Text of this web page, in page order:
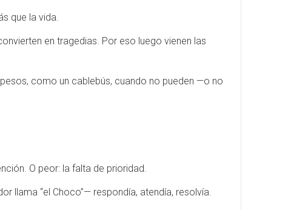
que la vida.
en tragedias. Por eso luego vienen las
como un cablebús, cuando no pueden —o no
O peor: la falta de prioridad.
llama “el Choco”— respondía, atendía, resolvía.